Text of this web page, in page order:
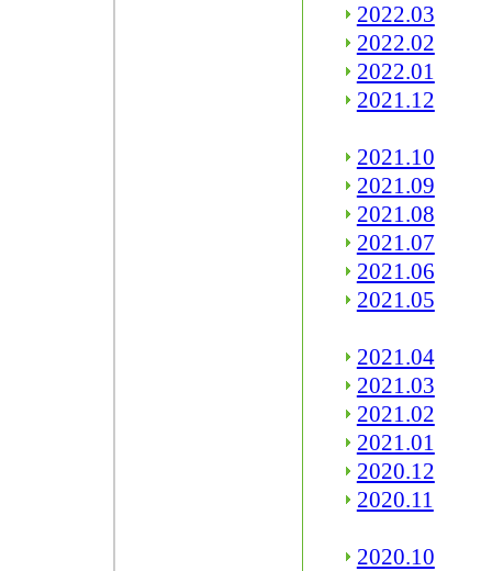
2022.03
2022.02
2022.01
2021.12
2021.10
2021.09
2021.08
2021.07
2021.06
2021.05
2021.04
2021.03
2021.02
2021.01
2020.12
2020.11
2020.10